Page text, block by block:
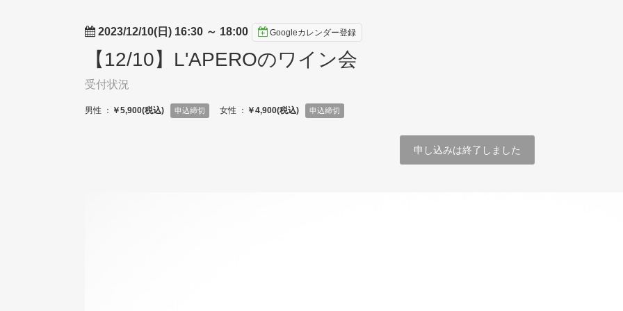
2023/12/10(日) 16:30 ～ 18:00 Googleカレンダー登録
【12/10】L'APEROのワイン会
受付状況
男性 ： ￥5,900(税込) 申込締切 女性 ： ￥4,900(税込) 申込締切
申し込みは終了しました